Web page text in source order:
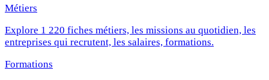
Métiers
Explore 1 220 fiches métiers, les missions au quotidien, les
entreprises qui recrutent, les salaires, formations.
Formations